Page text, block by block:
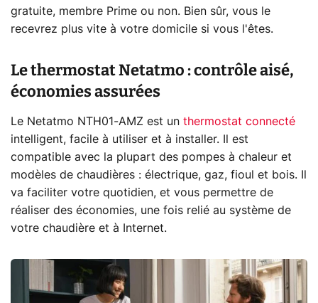
gratuite, membre Prime ou non. Bien sûr, vous le
recevrez plus vite à votre domicile si vous l'êtes.
Le thermostat Netatmo : contrôle aisé,
économies assurées
Le Netatmo NTH01-AMZ est un thermostat connecté
intelligent, facile à utiliser et à installer. Il est
compatible avec la plupart des pompes à chaleur et
modèles de chaudières : électrique, gaz, fioul et bois. Il
va faciliter votre quotidien, et vous permettre de
réaliser des économies, une fois relié au système de
votre chaudière et à Internet.